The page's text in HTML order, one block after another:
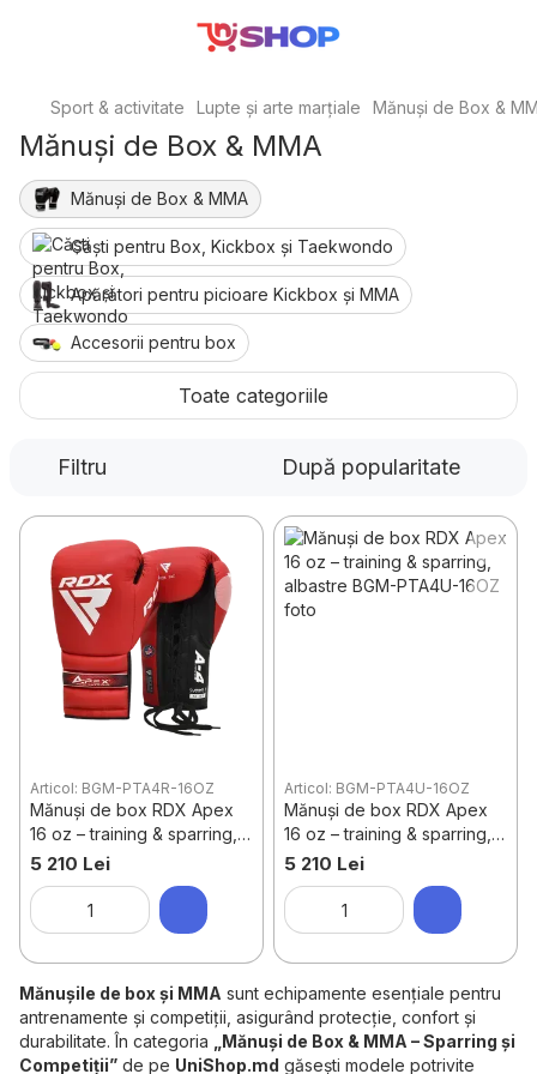
Sport & activitate Lupte și arte marțiale Mănuși de Box &
Mănuși de Box & MMA
Mănuși de Box & MMA
Căști pentru Box, Kickbox și Taekwondo
Apărători pentru picioare Kickbox și MMA
Accesorii pentru box
Lupte libere, greco-romane
Toate categoriile
Filtru După popularitate
Articol: BGM-PTA4R-16OZ
Mănuși de box RDX Apex
16 oz – training & sparring,
roșii
5 210 Lei
Articol: BGM-PTA4U-16OZ
Mănuși de box RDX Apex
16 oz – training & sparring,
albastre
5 210 Lei
Mănușile de box și MMA sunt echipamente esențiale pentru
antrenamente și competiții, asigurând protecție, confort și
durabilitate. În categoria
„Mănuși de Box & MMA – Sparring și
Competiții” de pe UniShop.md găsești modele potrivite